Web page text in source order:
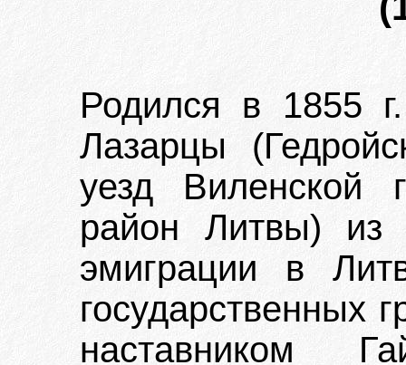
Родился в 1855
Лазарцы
уезд Виленской
район Литвы)
эмиграции в
государственных
наставником